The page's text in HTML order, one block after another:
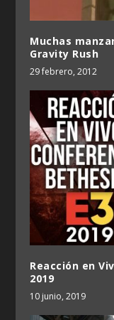
Muchas
Gravity Rush
29 febrero, 2012
Reacción en
2019
10 junio, 2019